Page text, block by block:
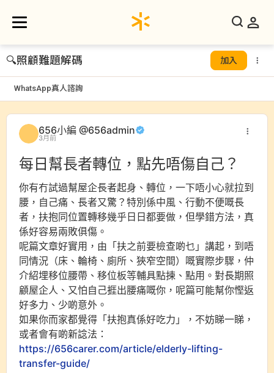
🔍照顧難題解碼 加入
WhatsApp真人諮詢
656小編 @656admin
3月前
每日幫長者轉位，點先唔傷自己？
你有冇試過幫屋企長者起身、轉位，一下唔小心就拉到
腰，自己痛、長者又驚？特別係中風、行動不便嘅長
者，扶抱同位置轉移幾乎日日都要做，但學錯方法，真
係好容易兩敗俱傷。
呢篇文章好實用，由「扶之前要檢查啲乜」講起，到唔
同情況（床、輪椅、廁所、狹窄空間）嘅實際步驟，仲
介紹埋移位腰帶、移位板等輔具點揀、點用。對長期照
顧屋企人、又怕自己捱出腰痛嘅你，呢篇可能幫你慳返
好多力、少啲意外。
如果你而家都覺得「扶抱真係好吃力」，不妨睇一睇，
或者會有啲新諗法：
https://656carer.com/article/elderly-lifting-
transfer-guide/